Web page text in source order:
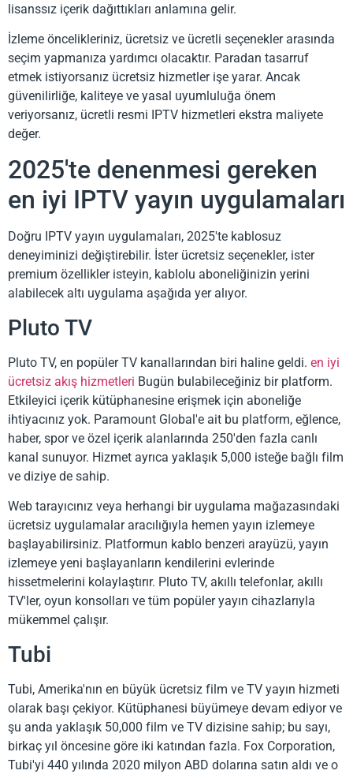
lisanssız içerik dağıttıkları anlamına gelir.
İzleme öncelikleriniz, ücretsiz ve ücretli seçenekler arasında
seçim yapmanıza yardımcı olacaktır. Paradan tasarruf
etmek istiyorsanız ücretsiz hizmetler işe yarar. Ancak
güvenilirliğe, kaliteye ve yasal uyumluluğa önem
veriyorsanız, ücretli resmi IPTV hizmetleri ekstra maliyete
değer.
2025'te denenmesi gereken
en iyi IPTV yayın uygulamaları
Doğru IPTV yayın uygulamaları, 2025'te kablosuz
deneyiminizi değiştirebilir. İster ücretsiz seçenekler, ister
premium özellikler isteyin, kablolu aboneliğinizin yerini
alabilecek altı uygulama aşağıda yer alıyor.
Pluto TV
Pluto TV, en popüler TV kanallarından biri haline geldi. en iyi
ücretsiz akış hizmetleri Bugün bulabileceğiniz bir platform.
Etkileyici içerik kütüphanesine erişmek için aboneliğe
ihtiyacınız yok. Paramount Global'e ait bu platform, eğlence,
haber, spor ve özel içerik alanlarında 250'den fazla canlı
kanal sunuyor. Hizmet ayrıca yaklaşık 5,000 isteğe bağlı film
ve diziye de sahip.
Web tarayıcınız veya herhangi bir uygulama mağazasındaki
ücretsiz uygulamalar aracılığıyla hemen yayın izlemeye
başlayabilirsiniz. Platformun kablo benzeri arayüzü, yayın
izlemeye yeni başlayanların kendilerini evlerinde
hissetmelerini kolaylaştırır. Pluto TV, akıllı telefonlar, akıllı
TV'ler, oyun konsolları ve tüm popüler yayın cihazlarıyla
mükemmel çalışır.
Tubi
Tubi, Amerika'nın en büyük ücretsiz film ve TV yayın hizmeti
olarak başı çekiyor. Kütüphanesi büyümeye devam ediyor ve
şu anda yaklaşık 50,000 film ve TV dizisine sahip; bu sayı,
birkaç yıl öncesine göre iki katından fazla. Fox Corporation,
Tubi'yi 440 yılında 2020 milyon ABD dolarına satın aldı ve o